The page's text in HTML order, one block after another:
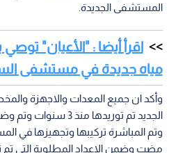
المستشفى الجديدة.
اقرأ أيضا : "الأعيان"
مياه جديدة في مستشفى
وأكد ان جميع المعدات والاجهزة
الجديد تم توريدها
وتم المباشرة تركيبها وتجهيزها في
مضت وضمن الاعداد المطلوبة التي تم